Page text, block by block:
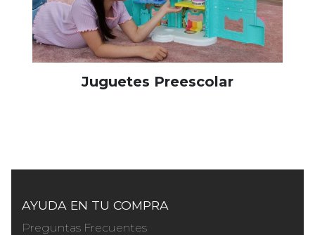
Juguetes Preescolar
AYUDA EN TU COMPRA
Preguntas Frecuentes